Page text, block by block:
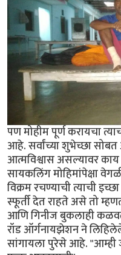
पण मोहीम पूर्ण करायचा
आहे. सर्वांच्या शुभेच्छा
आत्मविश्वास असल्यावर
सायकलिंग मोहिमांपेक्षा
विक्रम रचण्याची त्याची
स्फूर्ती देत राहते असे तो
आणि गिनीज बुकलाही
रॉड ऑर्गनायझेशन ने
सांगायला पुरेसे आहे. "आम्ही